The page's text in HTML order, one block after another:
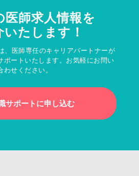
医師求人情報を
いたします！
、医師専任のキャリアパートナーが
ポートいたします。お気軽にお問い
わせください。
サポートに申し込む